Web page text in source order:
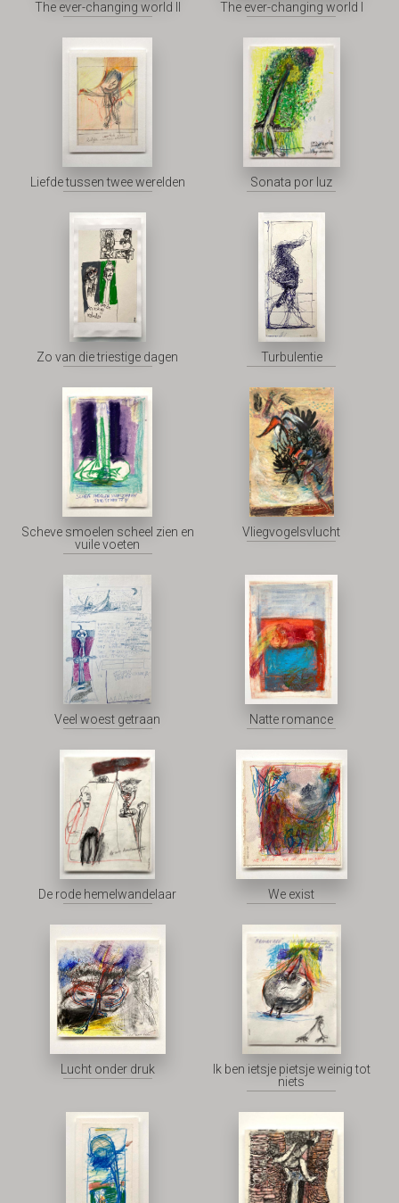
The ever-changing world II The ever-changing world I
Liefde tussen twee werelden Sonata por luz
Zo van die triestige dagen Turbulentie
Scheve smoelen scheel zien en
vuile voeten
Vliegvogelsvlucht
Veel woest getraan Natte romance
De rode hemelwandelaar We exist
Lucht onder druk
Ik ben ietsje pietsje weinig tot
niets